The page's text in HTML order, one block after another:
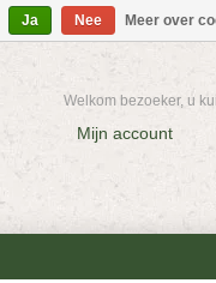
Welkom bezoeker, u
Mijn account
Ja Nee Meer over